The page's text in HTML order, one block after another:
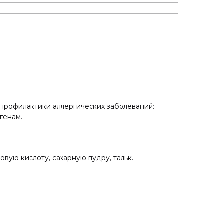
аллергических заболеваний:
кислоту, сахарную пудру, тальк.